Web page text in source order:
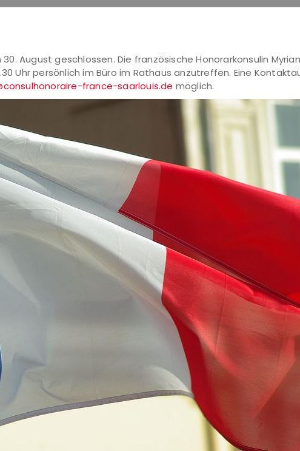
August geschlossen. Die französische Honorarkonsulin
Uhr persönlich im Büro im Rathaus anzutreffen. Eine
france-saarlouis.de möglich.